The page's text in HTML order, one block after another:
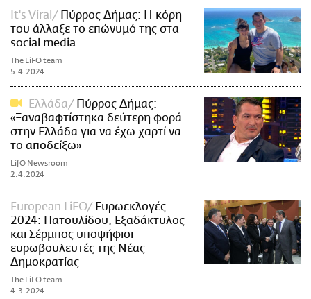
It's Viral
Πύρρος Δήμας: Η κόρη
του άλλαξε το επώνυμό της στα
social media
The LiFO team
5.4.2024
Ελλάδα
Πύρρος Δήμας:
«Ξαναβαφτίστηκα δεύτερη φορά
στην Ελλάδα για να έχω χαρτί να
το αποδείξω»
LifO Newsroom
2.4.2024
European LiFO
Ευρωεκλογές
2024: Πατουλίδου, Εξαδάκτυλος
και Σέρμπος υποψήφιοι
ευρωβουλευτές της Νέας
Δημοκρατίας
The LiFO team
4.3.2024